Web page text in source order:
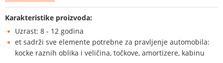
Karakteristike proizvoda:
Uzrast: 8 - 12 godina
et sadrži sve elemente potrebne za pravljenje automobila:
kocke raznih oblika i veličina, točkove, amortizere, kabinu